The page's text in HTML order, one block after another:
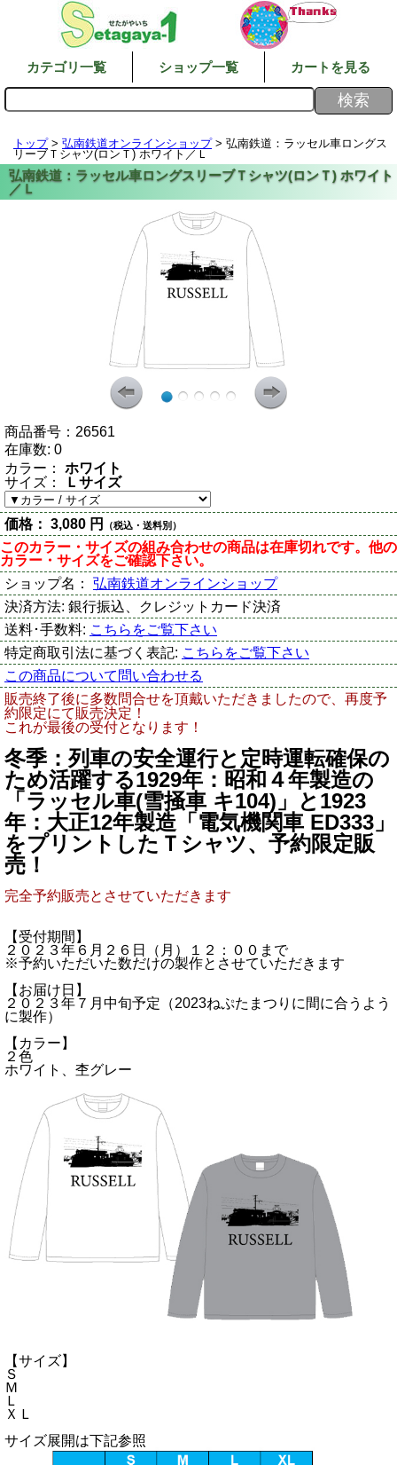
カテゴリ一覧 ショップ一覧 カートを見る
トップ> 弘南鉄道オンラインショップ> 弘南鉄道：ラッセル車ロングス
リーブＴシャツ(ロンＴ) ホワイト／Ｌ
商品番号： 26561
在庫数: 0
カラー：
ホワイト
サイズ：
Ｌサイズ
価格： 3,080 円 （税込・送料別）
このカラー・サイズの組み合わせの商品は在庫切れです。他の
カラー・サイズをご確認下さい。
ショップ名： 弘南鉄道オンラインショップ
決済方法: 銀行振込、クレジットカード決済
送料･手数料: こちらをご覧下さい
特定商取引法に基づく表記: こちらをご覧下さい
この商品について問い合わせる
販売終了後に多数問合せを頂戴いただきましたので、再度予
約限定にて販売決定！
これが最後の受付となります！
冬季：列車の安全運行と定時運転確保の
ため活躍する1929年：昭和４年製造の
「ラッセル車(雪掻車 キ104)」と1923
年：大正12年製造「電気機関車 ED333」
をプリントしたＴシャツ、予約限定販
売！
完全予約販売とさせていただきます
【受付期間】
２０２３年６月２６日（月）１２：００まで
※予約いただいた数だけの製作とさせていただきます
【お届け日】
２０２３年７月中旬予定（2023ねぷたまつりに間に合うよう
に製作）
【カラー】
２色
ホワイト、杢グレー
【サイズ】
Ｓ
Ｍ
Ｌ
ＸＬ
サイズ展開は下記参照